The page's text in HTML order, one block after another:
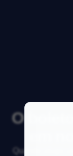
O
em
Quando alugo